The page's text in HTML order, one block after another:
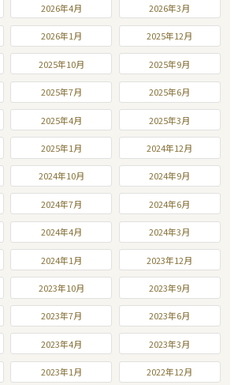
2026年4月 2026年3月
2026年1月 2025年12月
2025年10月 2025年9月
2025年7月 2025年6月
2025年4月 2025年3月
2025年1月 2024年12月
2024年10月 2024年9月
2024年7月 2024年6月
2024年4月 2024年3月
2024年1月 2023年12月
2023年10月 2023年9月
2023年7月 2023年6月
2023年4月 2023年3月
2023年1月 2022年12月